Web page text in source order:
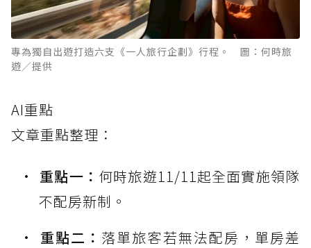
專為獨自出遊打造六支《一人旅行企劃》行程。 圖：何時旅
遊／提供
AI重點
文章重點整理：
重點一： 何時旅遊11/11起全面實施領隊
不配房新制。
重點二： 落單旅客若無法配房，單房差